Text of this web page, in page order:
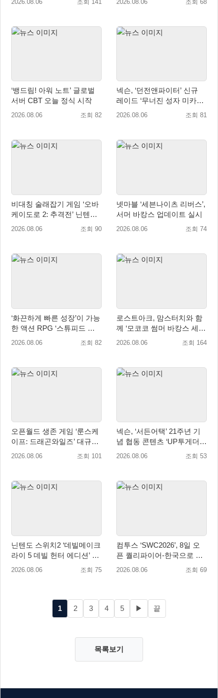
2026.08.06 조회 141 2026.08.06 조회 68
‘뱅드림! 아워 노트’ 글로벌
서버 CBT 오늘 정식 시작
2026.08.06 조회 82
넥슨, ‘던전앤파이터’ 신규
레이드 ‘무너진 성자 미카엘
라’ 업데이트!
2026.08.06 조회 81
비대칭 술래잡기 게임 ‘오바
케이도로 2: 추격전’ 닌텐도
eShop 출시
2026.08.06 조회 90
넷마블 ‘세븐나이츠 리버스’,
서머 바캉스 업데이트 실시
2026.08.06 조회 74
‘화끈하게 빠른 성장’이 가능
한 액션 RPG ‘스튜피드 네
버 다이즈’ 패키지판 예약판
2026.08.06 조회 82
로스트아크, 맘스터치와 함
께 ‘모코코 썸머 바캉스 세
트’ 출시
2026.08.06 조회 164
오픈월드 생존 게임 ‘룬스케
이프: 드래곤와일즈’ 대규모
유저 편의성 개선 및 사이드
2026.08.06 조회 101
넥슨, ‘서든어택’ 21주년 기
념 협동 콘텐츠 ‘UP투게더’
업데이트
2026.08.06 조회 53
닌텐도 스위치2 ‘데빌메이크
라이 5 데빌 헌터 에디션’ 패
키지 제품 8월 7일 예약판매
2026.08.06 조회 75
컴투스 ‘SWC2026’, 8일 오
픈 퀄리파이어-한국으로 시
즌 개막!
2026.08.06 조회 69
1 2 3 4 5 ▶ 끝
목록보기